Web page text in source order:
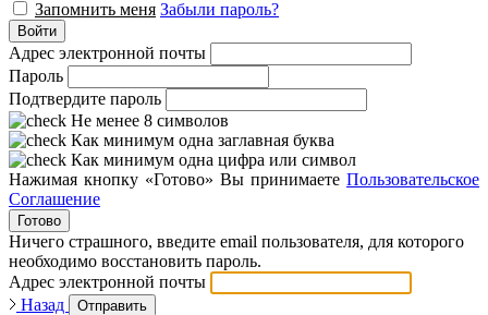
Запомнить меня Забыли пароль?
Войти
Адрес электронной почты
Пароль
Подтвердите пароль
Не менее 8 символов
Как минимум одна заглавная буква
Как минимум одна цифра или символ
Нажимая кнопку «Готово» Вы принимаете Пользовательское
Соглашение
Готово
Ничего страшного, введите email пользователя, для которого
необходимо восстановить пароль.
Адрес электронной почты
Назад
Отправить